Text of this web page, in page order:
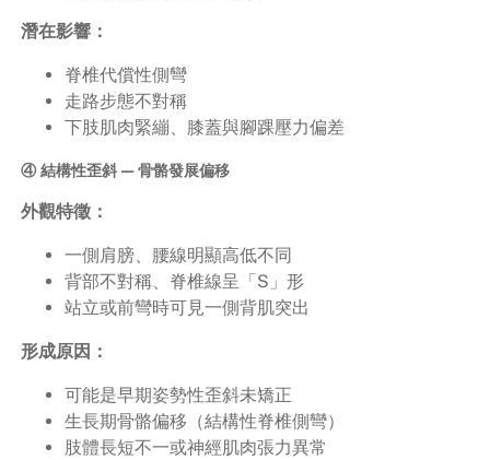
潛在影響：
脊椎代償性側彎
走路步態不對稱
下肢肌肉緊繃、膝蓋與腳踝壓力偏差
④ 結構性歪斜 — 骨骼發展偏移
外觀特徵：
一側肩膀、腰線明顯高低不同
背部不對稱、脊椎線呈「S」形
站立或前彎時可見一側背肌突出
形成原因：
可能是早期姿勢性歪斜未矯正
生長期骨骼偏移（結構性脊椎側彎）
肢體長短不一或神經肌肉張力異常